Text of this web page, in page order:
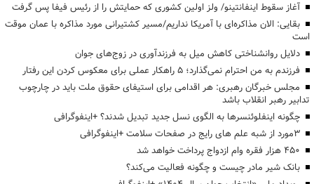
آغاز سقوط اینفانتینو/ ولز اولین کشوری که حمایتش را از رئیس فیفا پس گرفت
بقایی: الان مذاکره‌ای با آمریکا نداریم/مسیر کشتیرانی مورد مذاکره با عمان موقت
است
دلایل روانشناختی کاهش میل به فرزندآوری در زوج‌های جوان
فرزندم به من احترام نمی‌گذارد؛ ۵ راهکار عملی برای معکوس کردن این رفتار
مجلس خبرگان رهبری: هر اقدامی برای استیفای حقوق ملت باید در چارچوب
تدابیر رهبر انقلاب باشد
چگونه اینفلوئنسرها به الگوی نسل جدید تبدیل شدند؟ +اینفوگرافی
3مورد از شبه علم های رایج در صفحات سلامت +اینفوگرافی
۴۵۰ هزار فقره وام ازدواج پرداخت خواهد شد
بانک شیر مادر چیست و چگونه فعالیت می‌کند؟